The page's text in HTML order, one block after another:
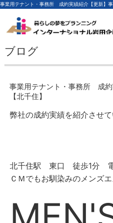
ブログ
事業用テナント・事務所 成
【北千住】
弊社の成約実績を紹介させ
北千住駅 東口 徒歩1分 電
ＣＭでもお馴染みのメンズ